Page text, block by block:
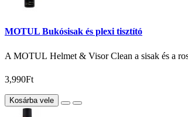
MOTUL Bukósisak és plexi tisztító
A MOTUL Helmet & Visor Clean a sisak és a
3,990Ft
Kosárba vele